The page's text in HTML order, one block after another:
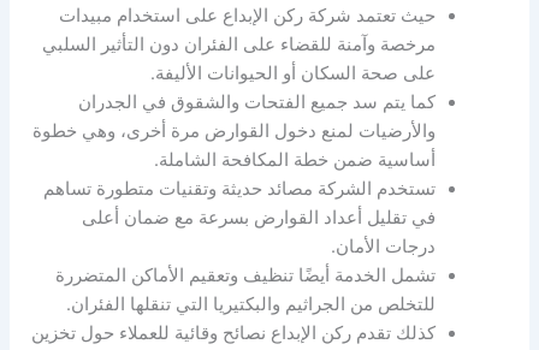
حيث تعتمد شركة ركن الإبداع على استخدام مبيدات
مرخصة وآمنة للقضاء على الفئران دون التأثير السلبي
على صحة السكان أو الحيوانات الأليفة.
كما يتم سد جميع الفتحات والشقوق في الجدران
والأرضيات لمنع دخول القوارض مرة أخرى، وهي خطوة
أساسية ضمن خطة المكافحة الشاملة.
تستخدم الشركة مصائد حديثة وتقنيات متطورة تساهم
في تقليل أعداد القوارض بسرعة مع ضمان أعلى
درجات الأمان.
تشمل الخدمة أيضًا تنظيف وتعقيم الأماكن المتضررة
للتخلص من الجراثيم والبكتيريا التي تنقلها الفئران.
كذلك تقدم ركن الإبداع نصائح وقائية للعملاء حول تخزين